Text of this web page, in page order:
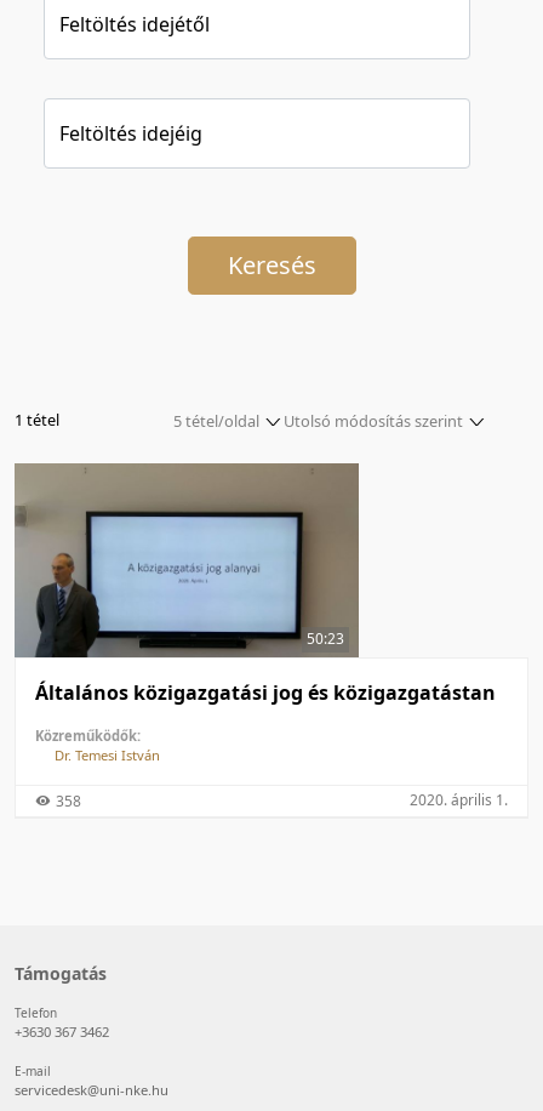
Feltöltés idejétől
Feltöltés idejéig
Keresés
Utolsó módosítás szerint
Relevancia szerint
Utolsó módosítás szerint
Utolsó módosítás szerint
1 tétel
5 tétel/oldal
5 tétel/oldal
50 tétel/oldal
50:23
Általános közigazgatási jog és közigazgatástan
Közreműködők:
Dr. Temesi István
358 2020. április 1.
Támogatás
Telefon
+3630 367 3462
E-mail
servicedesk@uni-nke.hu